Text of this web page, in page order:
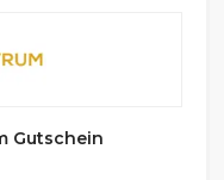
Gutschein